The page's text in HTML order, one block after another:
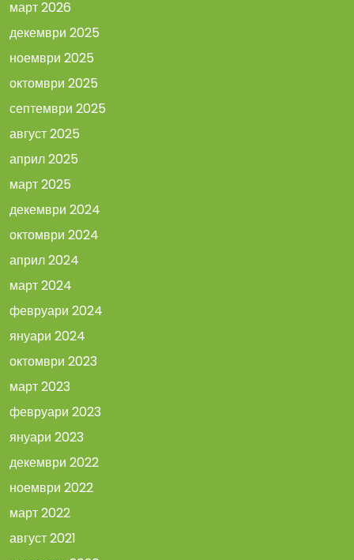
март 2026
декември 2025
ноември 2025
октомври 2025
септември 2025
август 2025
април 2025
март 2025
декември 2024
октомври 2024
април 2024
март 2024
февруари 2024
януари 2024
октомври 2023
март 2023
февруари 2023
януари 2023
декември 2022
ноември 2022
март 2022
август 2021